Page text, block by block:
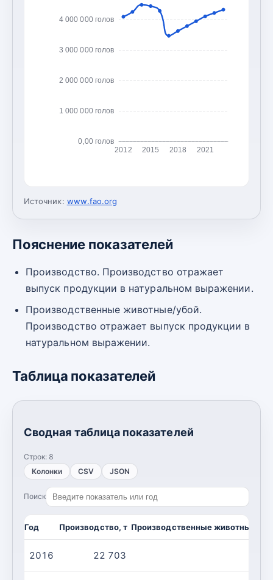
0,00 голов
1 000 000 голов
2 000 000 голов
3 000 000 голов
4 000 000 голов
2012 2015 2018 2021
Источник: www.fao.org
Пояснение показателей
Производство. Производство отражает
выпуск продукции в натуральном выражении.
Производственные животные/убой.
Производство отражает выпуск продукции в
натуральном выражении.
Таблица показателей
Сводная таблица показателей
Строк: 8
Колонки
CSV JSON
Поиск
Год Производство, т Производственные животные/
2016 22 703